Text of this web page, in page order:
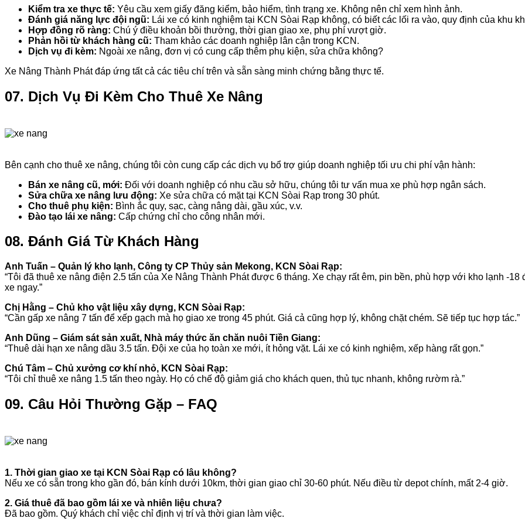
Kiểm tra xe thực tế: Yêu cầu xem giấy đăng kiểm, bảo hiểm, tình trạng xe. Không nên chỉ xem hình ảnh.
Đánh giá năng lực đội ngũ: Lái xe có kinh nghiệm tại KCN Sòai Rạp không, có biết các lối ra vào, quy định của khu
Hợp đồng rõ ràng: Chú ý điều khoản bồi thường, thời gian giao xe, phụ phí vượt giờ.
Phản hồi từ khách hàng cũ: Tham khảo các doanh nghiệp lân cận trong KCN.
Dịch vụ đi kèm: Ngoài xe nâng, đơn vị có cung cấp thêm phụ kiện, sửa chữa không?
Xe Nâng Thành Phát đáp ứng tất cả các tiêu chí trên và sẵn sàng minh chứng bằng thực tế.
07. Dịch Vụ Đi Kèm Cho Thuê Xe Nâng
Bên cạnh cho thuê xe nâng, chúng tôi còn cung cấp các dịch vụ bổ trợ giúp doanh nghiệp tối ưu chi phí vận hành:
Bán xe nâng cũ, mới: Đối với doanh nghiệp có nhu cầu sở hữu, chúng tôi tư vấn mua xe phù hợp ngân sách.
Sửa chữa xe nâng lưu động: Xe sửa chữa có mặt tại KCN Sòai Rạp trong 30 phút.
Cho thuê phụ kiện: Bình ắc quy, sạc, càng nâng dài, gầu xúc, v.v.
Đào tạo lái xe nâng: Cấp chứng chỉ cho công nhân mới.
08. Đánh Giá Từ Khách Hàng
Anh Tuấn – Quản lý kho lạnh, Công ty CP Thủy sản Mekong, KCN Sòai Rạp:
“Tôi đã thuê xe nâng điện 2.5 tấn của Xe Nâng Thành Phát được 6 tháng. Xe chạy rất êm, pin bền, phù hợp với kho lạnh -
xe ngay.”
Chị Hằng – Chủ kho vật liệu xây dựng, KCN Sòai Rạp:
“Cần gấp xe nâng 7 tấn để xếp gạch mà họ giao xe trong 45 phút. Giá cả cũng hợp lý, không chặt chém. Sẽ tiếp tục hợp tác.”
Anh Dũng – Giám sát sản xuất, Nhà máy thức ăn chăn nuôi Tiền Giang:
“Thuê dài hạn xe nâng dầu 3.5 tấn. Đội xe của họ toàn xe mới, ít hỏng vặt. Lái xe có kinh nghiệm, xếp hàng rất gọn.”
Chú Tâm – Chủ xưởng cơ khí nhỏ, KCN Sòai Rạp:
“Tôi chỉ thuê xe nâng 1.5 tấn theo ngày. Họ có chế độ giảm giá cho khách quen, thủ tục nhanh, không rườm rà.”
09. Câu Hỏi Thường Gặp – FAQ
1. Thời gian giao xe tại KCN Sòai Rạp có lâu không?
Nếu xe có sẵn trong kho gần đó, bán kính dưới 10km, thời gian giao chỉ 30-60 phút. Nếu điều từ depot chính, mất 2-4 giờ.
2. Giá thuê đã bao gồm lái xe và nhiên liệu chưa?
Đã bao gồm. Quý khách chỉ việc chỉ định vị trí và thời gian làm việc.